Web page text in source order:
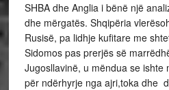
SHBA dhe Anglia i bënë një
dhe mërgatës. Shqipëria
Rusisë, pa lidhje kufitare me
Sidomos pas prerjës së
Jugosllavinë, u mëndua se ishte
për ndërhyrje nga ajri,toka dhe